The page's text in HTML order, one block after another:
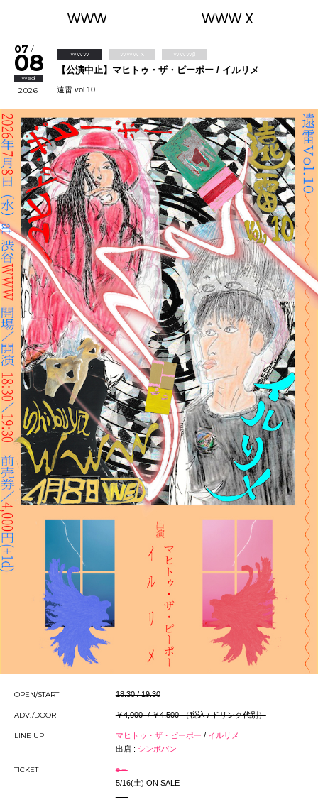
07 /
08
Wed
2026
WWW WWW X WWWβ
【公演中止】マヒトゥ・ザ・ピーポー / イルリメ
遠雷 vol.10
OPEN/START 18:30 / 19:30
ADV./DOOR ￥4,000- / ￥4,500-（税込 / ドリンク代別）
LINE UP マヒトゥ・ザ・ピーポー / イルリメ
出店 : シンボパン
TICKET
e＋
5/16(土) ON SALE
===